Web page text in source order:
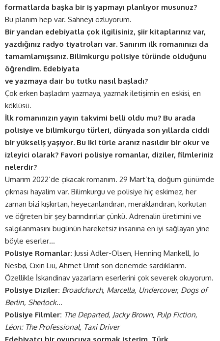
formatlarda başka bir iş yapmayı planlıyor musunuz?
Bu planım hep var. Sahneyi özlüyorum.
Bir yandan edebiyatla çok ilgilisiniz, şiir kitaplarınız var,
yazdığınız radyo tiyatroları var. Sanırım ilk romanınızı da
tamamlamışsınız. Bilimkurgu polisiye türünde olduğunu
öğrendim. Edebiyata
ve yazmaya dair bu tutku nasıl başladı?
Çok erken başladım yazmaya, yazmak iletişimin en eskisi, en
köklüsü.
İlk romanınızın yayın takvimi belli oldu mu? Bu arada
polisiye ve bilimkurgu türleri, dünyada son yıllarda ciddi
bir yükseliş yaşıyor. Bu iki türle aranız nasıldır bir okur ve
izleyici olarak? Favori polisiye romanlar, diziler, filmleriniz
nelerdir?
Umarım 2022’de çıkacak romanım. 29 Mart’ta, doğum günümde
çıkması hayalim var. Bilimkurgu ve polisiye hiç eskimez, her
zaman bizi kışkırtan, heyecanlandıran, meraklandıran, korkutan
ve öğreten bir şey barındırırlar çünkü. Adrenalin üretimini ve
salgılanmasını bugünün hareketsiz insanına en iyi sağlayan yine
böyle eserler…
Polisiye Romanlar: Jussi Adler-Olsen, Henning Mankell, Jo
Nesbø, Cixin Liu, Ahmet Ümit son dönemde sardıklarım.
Özellikle İskandinav yazarların eserlerini çok severek okuyorum.
Polisiye Diziler: Broadchurch, Marcella, Undercover, Dogs of
Berlin, Sherlock…
Polisiye Filmler: The Departed, Jacky Brown, Pulp Fiction,
Léon: The Professional, Taxi Driver